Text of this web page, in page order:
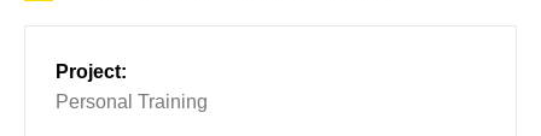
Project:
Personal Training